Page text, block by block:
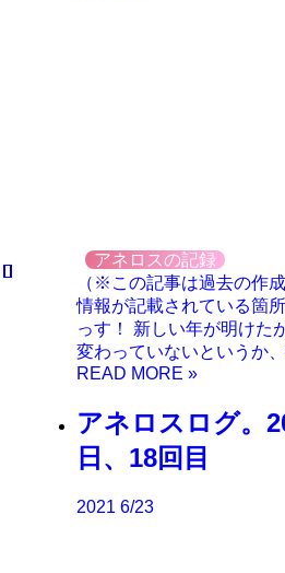
アネロスの記録
（※この記事は過去の作
情報が記載されている箇
っす！ 新しい年が明けた
変わっていないというか
アネロスログ。
日、18回目
2021 6/23